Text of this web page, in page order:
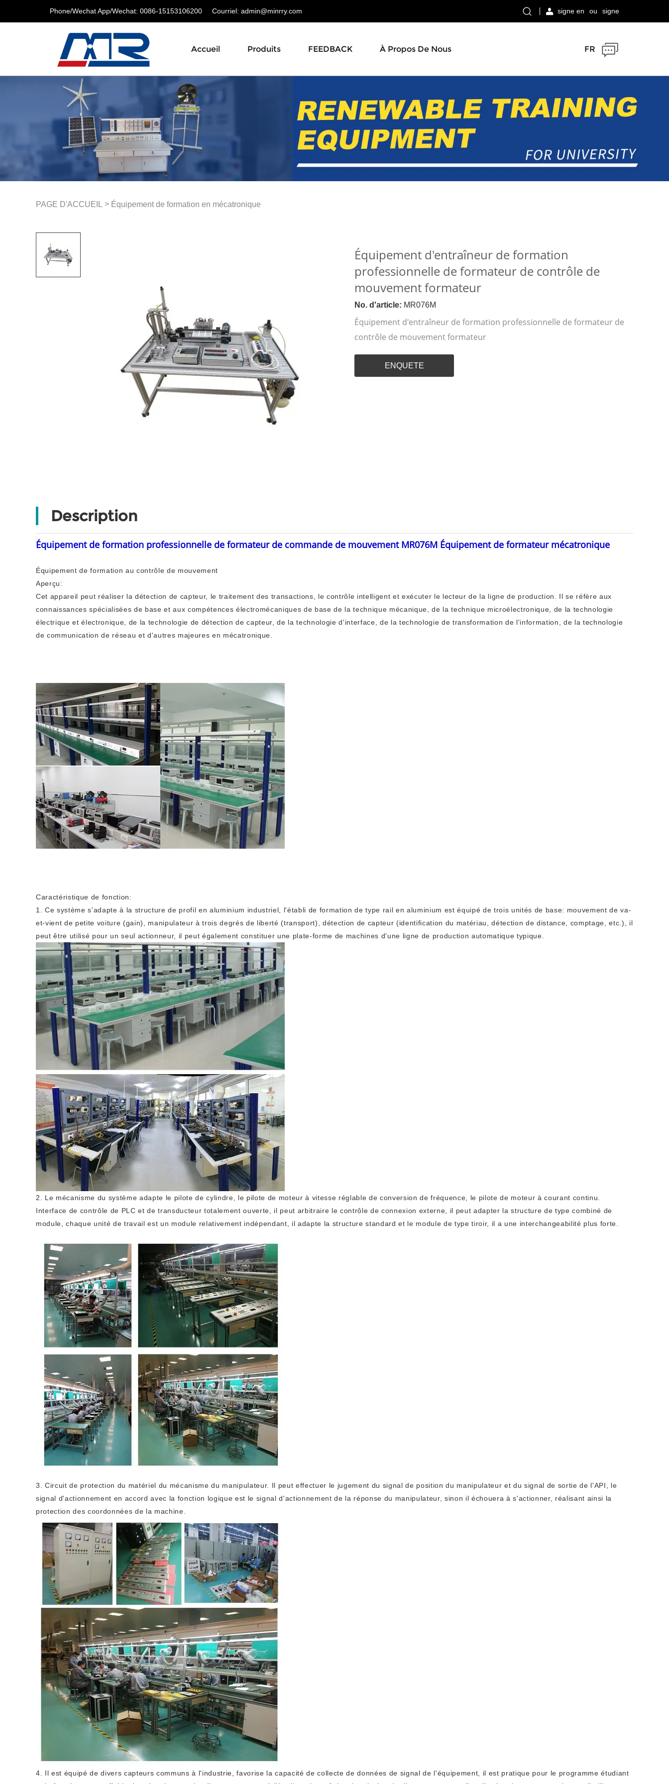
Phone/Wechat App/Wechat: 0086-15153106200 Courriel: admin@minrry.com signe en ou signe
Accueil Produits FEEDBACK À Propos De Nous FR
PAGE D'ACCUEIL > Équipement de formation en mécatronique
Équipement d'entraîneur de formation
professionnelle de formateur de contrôle de
mouvement formateur
No. d'article: MR076M
Équipement d'entraîneur de formation professionnelle de formateur de
contrôle de mouvement formateur
ENQUETE
Description
Équipement de formation professionnelle de formateur de commande de mouvement MR076M Équipement de formateur mécatronique
Équipement de formation au contrôle de mouvement
Aperçu:
Cet appareil peut réaliser la détection de capteur, le traitement des transactions, le contrôle intelligent et exécuter le lecteur de la ligne de production. Il se réfère aux
connaissances spécialisées de base et aux compétences électromécaniques de base de la technique mécanique, de la technique microélectronique, de la technologie
électrique et électronique, de la technologie de détection de capteur, de la technologie d'interface, de la technologie de transformation de l'information, de la technologie
de communication de réseau et d'autres majeures en mécatronique.
Caractéristique de fonction:
1. Ce système s'adapte à la structure de profil en aluminium industriel, l'établi de formation de type rail en aluminium est équipé de trois unités de base: mouvement de va-
et-vient de petite voiture (gain), manipulateur à trois degrés de liberté (transport), détection de capteur (identification du matériau, détection de distance, comptage, etc.), il
peut être utilisé pour un seul actionneur, il peut également constituer une plate-forme de machines d'une ligne de production automatique typique.
2. Le mécanisme du système adapte le pilote de cylindre, le pilote de moteur à vitesse réglable de conversion de fréquence, le pilote de moteur à courant continu.
Interface de contrôle de PLC et de transducteur totalement ouverte, il peut arbitraire le contrôle de connexion externe, il peut adapter la structure de type combiné de
module, chaque unité de travail est un module relativement indépendant, il adapte la structure standard et le module de type tiroir, il a une interchangeabilité plus forte.
3. Circuit de protection du matériel du mécanisme du manipulateur. Il peut effectuer le jugement du signal de position du manipulateur et du signal de sortie de l'API, le
signal d'actionnement en accord avec la fonction logique est le signal d'actionnement de la réponse du manipulateur, sinon il échouera à s'actionner, réalisant ainsi la
protection des coordonnées de la machine.
4. Il est équipé de divers capteurs communs à l'industrie, favorise la capacité de collecte de données de signal de l'équipement, il est pratique pour le programme étudiant